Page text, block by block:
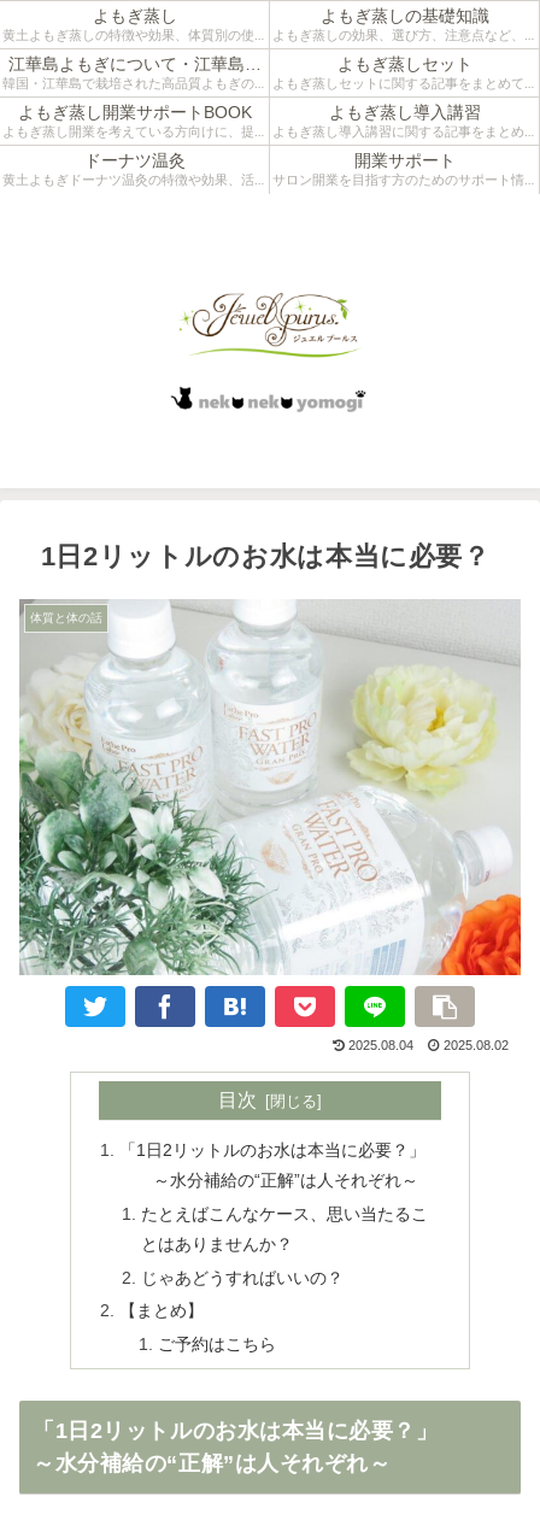
よもぎ蒸し
黄土よもぎ蒸しの特徴や効果、体質別の使い
方などをご紹介するカテゴリーです。
よもぎ蒸しの基礎知識
よもぎ蒸しの効果、選び方、注意点など、は
じめての方にも分かりやすく解説していま
す。施術者目線のリアルな情報をお届けして
います。
江華島よもぎについて・江華島ツ
アー
韓国・江華島で栽培された高品質よもぎの魅
力と、よもぎ蒸しへの活用法をまとめたカテ
ゴリーです。
よもぎ蒸しセット
よもぎ蒸しセットに関する記事をまとめてい
ます。江華島よもぎと黄土椅子を組み合わせ
た本格仕様。自宅温活やサロン導入にも役立
つ活用法をご紹介。
よもぎ蒸し開業サポートBOOK
よもぎ蒸し開業を考えている方向けに、提案
術・接客・カウンセリングなど実践的な知識
をまとめたサポートBOOKのカテゴリーで
す。
よもぎ蒸し導入講習
よもぎ蒸し導入講習に関する記事をまとめて
います。開業準備や施術導入を検討中の方に
向けて、椅子や薬草の選び方、空間づくりや
接客の工夫、導入事例をご紹介します。
ドーナツ温灸
黄土よもぎドーナツ温灸の特徴や効果、活用
開業サポート
サロン開業を目指す方のためのサポート情報
1日2リットルのお水は本当に必要？
体質と体の話
2025.08.04 2025.08.02
目次
「1日2リットルのお水は本当に必要？」
～水分補給の“正解”は人それぞれ～
たとえばこんなケース、思い当たるこ
とはありませんか？
じゃあどうすればいいの？
【まとめ】
ご予約はこちら
「1日2リットルのお水は本当に必要？」
～水分補給の“正解”は人それぞれ～